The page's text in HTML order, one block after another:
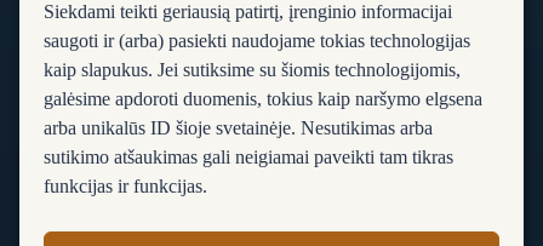
Siekdami teikti geriausią patirtį, įrenginio informacijai
saugoti ir (arba) pasiekti naudojame tokias technologijas
kaip slapukus. Jei sutiksime su šiomis technologijomis,
galėsime apdoroti duomenis, tokius kaip naršymo elgsena
arba unikalūs ID šioje svetainėje. Nesutikimas arba
sutikimo atšaukimas gali neigiamai paveikti tam tikras
funkcijas ir funkcijas.
D. U. K.
Apie vilą
Rezervacija
Sąlygos ir taisyklės